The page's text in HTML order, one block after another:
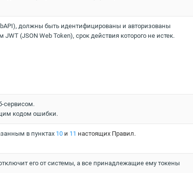
должны быть идентифицированы и авторизованы
(JSON Web Token), срок действия которого не истек.
сервисом.
кодом ошибки.
в пунктах 10 и 11 настоящих Правил.
его от системы, а все принадлежащие ему токены